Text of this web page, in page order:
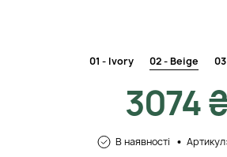
01 - Ivory 02 - Beige
3074
В наявності